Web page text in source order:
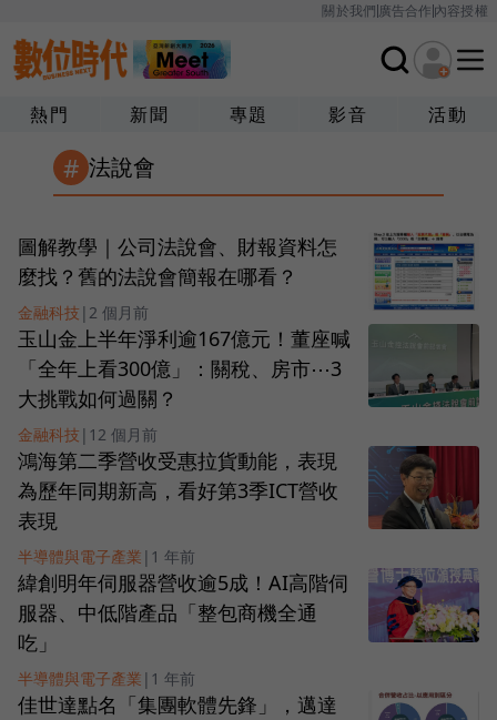
關於我們廣告合作內容授權
熱門 新聞 專題 影音 活動
# 法說會
圖解教學｜公司法說會、財報資料怎
麼找？舊的法說會簡報在哪看？
金融科技 | 2 個月前
玉山金上半年淨利逾167億元！董座喊
「全年上看300億」：關稅、房市⋯3
大挑戰如何過關？
金融科技 | 12 個月前
鴻海第二季營收受惠拉貨動能，表現
為歷年同期新高，看好第3季ICT營收
表現
半導體與電子產業 | 1 年前
緯創明年伺服器營收逾5成！AI高階伺
服器、中低階產品「整包商機全通
吃」
半導體與電子產業 | 1 年前
佳世達點名「集團軟體先鋒」，邁達